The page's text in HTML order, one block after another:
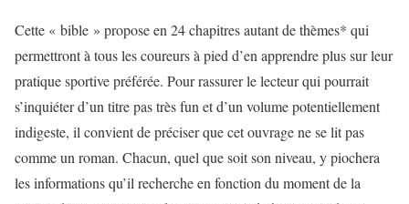
Cette « bible » propose en 24 chapitres autant de thèmes* qui
permettront à tous les coureurs à pied d’en apprendre plus sur leur
pratique sportive préférée. Pour rassurer le lecteur qui pourrait
s’inquiéter d’un titre pas très fun et d’un volume potentiellement
indigeste, il convient de préciser que cet ouvrage ne se lit pas
comme un roman. Chacun, quel que soit son niveau, y piochera
les informations qu’il recherche en fonction du moment de la